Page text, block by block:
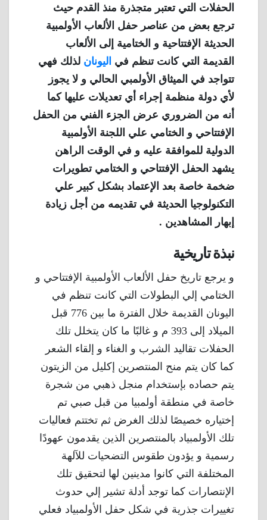
الحفلات التي تعتبر متجذرة منذ القدم حيث
ترجع بعض من عناصر حفل الألعاب الأولمبية
الحديثة الإفتتاحية و الختامية إلى الألعاب
القديمة التي كانت تنظم في اليونان لذلك فهي
تتواجد في الميثاق الأولمبي الحالي و لا يجوز
لأي دولة منظمة إجراء أي تعديلات عليها كما
أنه من الضروري عرض الجزء الفني من الحفل
الإفتتاحي و الختامي علي اللجنة الأولمبية
الدولية للموافقة عليه و في الوقت الراهن
يشهد الحفل الإفتتاحي و الختامي تطويرات
ضخمة خاصة بعد الإعتماد بشكل كبير علي
التكنولوجيا الحديثة في تقديمه من أجل زيادة
إبهار المشاهدين .
نبذة تاريخية
و يرجع تاريخ حفل الألعاب الأولمبية الإفتتاحي و
الختامي إلي البطولات التي كانت تنظم في
اليونان القديمة خلال الفترة ما بين 776 قبل
الميلاد إلى 393 م و غالبًا ما كان يتخلل تلك
الحفلات تقاليد الشرب و الغناء و إلقاء الشعر
كما كان يتم منح المنتصرين إكليل من الزيتون
يتم حصاده بإستخدام منجل ذهبي من شجرة
خاصة في منطقة أولمبيا من قبل صبي تم
إختياره خصيصًا لذلك الغرض ثم تختتم فعاليات
تلك الأولمبياد بالمنتصرين الذين يقدمون عهودًا
رسمية و يؤدون طقوس التضحيات للآلهة
المختلفة التي كانوا مدينين لها لتحقيق تلك
الإنتصارات كما توجد أدلة تشير إلي حدوث
تغييرات جذرية في شكل حفل الأولمبياد فعلي